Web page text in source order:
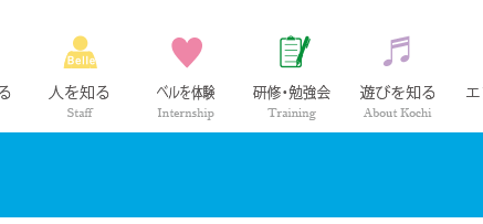
ベル薬局の仕事 社員紹介 インターンシップ 研修・勉強会 高知